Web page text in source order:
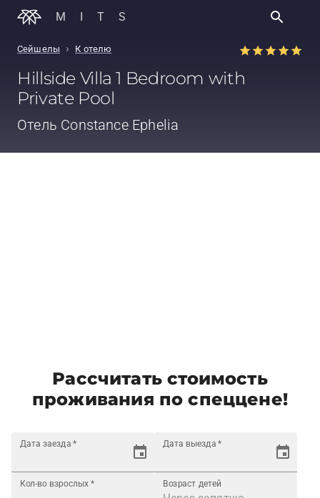
MITS
Сейшелы › К отелю
Hillside Villa 1 Bedroom with
Private Pool
Отель Constance Ephelia
Рассчитать стоимость
проживания по спеццене!
Дата заезда * Дата выезда *
Кол-во взрослых * Возраст детей